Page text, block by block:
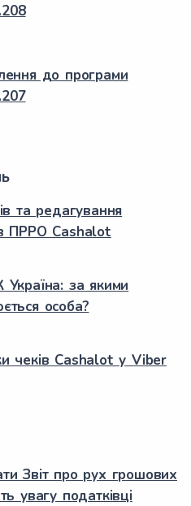
до програми
та редагування
ПРРО Cashalot
за якими
особа?
чеків Cashalot у Viber
Звіт про рух грошових
увагу податківці